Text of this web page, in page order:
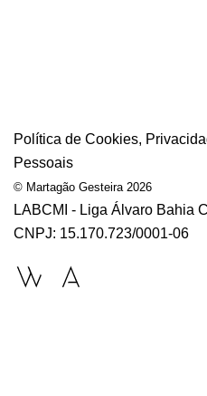
Política de Cookies,
Pessoais
© Martagão Gesteira 2026
LABCMI - Liga Álvaro Bahia
CNPJ: 15.170.723/0001-06